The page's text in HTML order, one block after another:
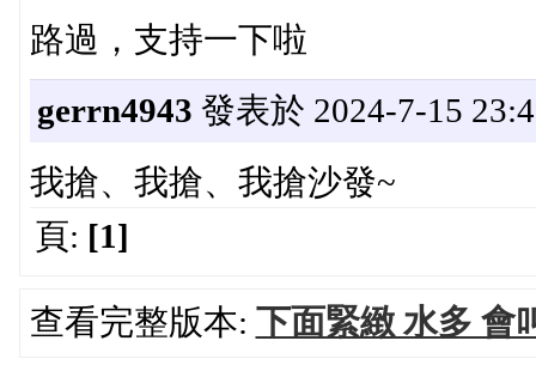
路過，支持一下啦
gerrn4943 發表於 2024-7-15
我搶、我搶、我搶沙發~
頁: [1]
查看完整版本: 下面緊緻 水多 會